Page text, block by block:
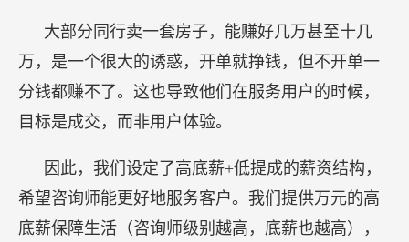
大部分同行卖一套房子，能赚好几万甚至十几
万，是一个很大的诱惑，开单就挣钱，但不开单一
分钱都赚不了。这也导致他们在服务用户的时候，
目标是成交，而非用户体验。
因此，我们设定了高底薪+低提成的薪资结构，
希望咨询师能更好地服务客户。我们提供万元的高
底薪保障生活（咨询师级别越高，底薪也越高），